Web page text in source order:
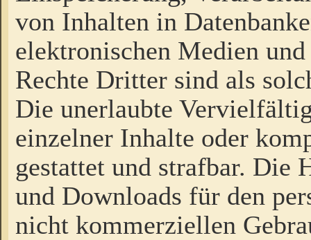
von Inhalten in
elektronischen Medien
Rechte Dritter sind als
Die unerlaubte
einzelner Inhalte oder
gestattet und strafbar. Die
und Downloads für den
nicht kommerziellen